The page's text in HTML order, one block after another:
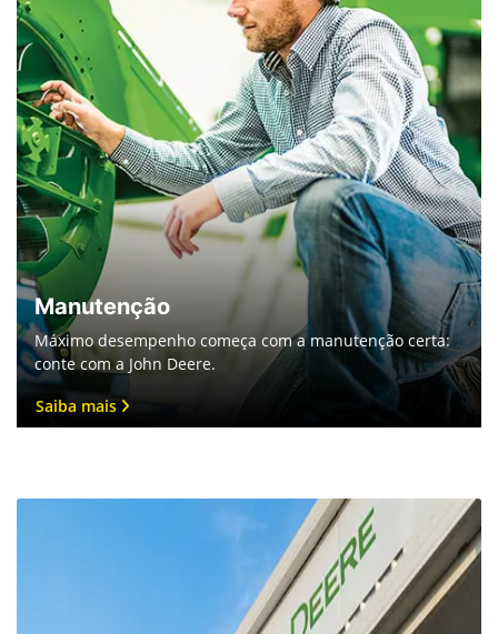
Manutenção
Máximo desempenho começa com a manutenção certa:
conte com a John Deere.
Saiba mais